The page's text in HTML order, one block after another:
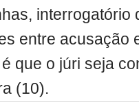
interrogatório
entre acusação
que o júri seja
(10).